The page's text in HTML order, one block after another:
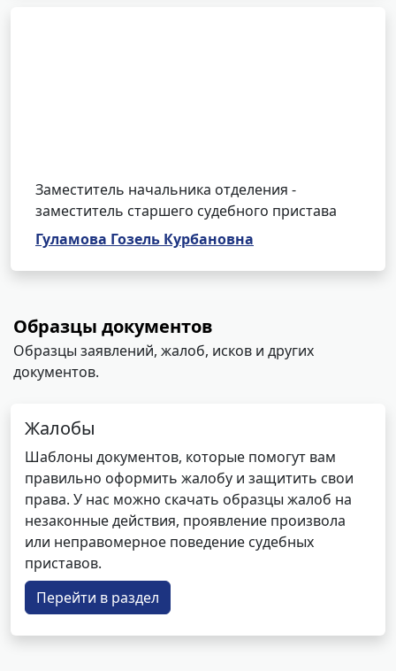
Заместитель начальника отделения -
заместитель старшего судебного пристава
Гуламова Гозель Курбановна
Образцы документов
Образцы заявлений, жалоб, исков и других
документов.
Жалобы
Шаблоны документов, которые помогут вам
правильно оформить жалобу и защитить свои
права. У нас можно скачать образцы жалоб на
незаконные действия, проявление произвола
или неправомерное поведение судебных
приставов.
Перейти в раздел